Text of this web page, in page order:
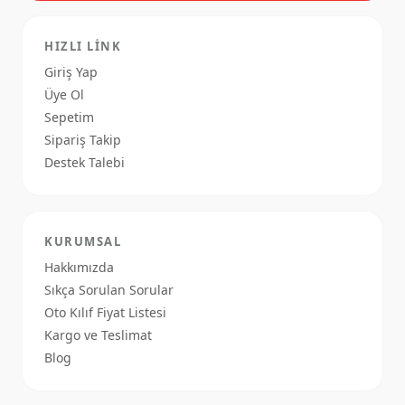
HIZLI LINK
Giriş Yap
Üye Ol
Sepetim
Sipariş Takip
Destek Talebi
KURUMSAL
Hakkımızda
Sıkça Sorulan Sorular
Oto Kılıf Fiyat Listesi
Kargo ve Teslimat
Blog